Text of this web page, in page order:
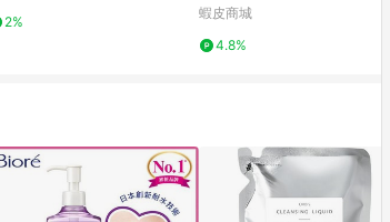
2%
曬後隨身瓶 出國必帶 曬傷)
蝦皮商城
4.8%